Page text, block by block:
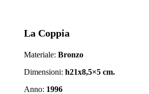
La Coppia
Materiale: Bronzo
Dimensioni: h21x8,5×5 cm.
Anno: 1996